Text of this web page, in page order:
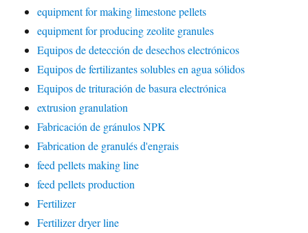
equipment for making limestone pellets
equipment for producing zeolite granules
Equipos de detección de desechos electrónicos
Equipos de fertilizantes solubles en agua sólidos
Equipos de trituración de basura electrónica
extrusion granulation
Fabricación de gránulos NPK
Fabrication de granulés d'engrais
feed pellets making line
feed pellets production
Fertilizer
Fertilizer dryer line